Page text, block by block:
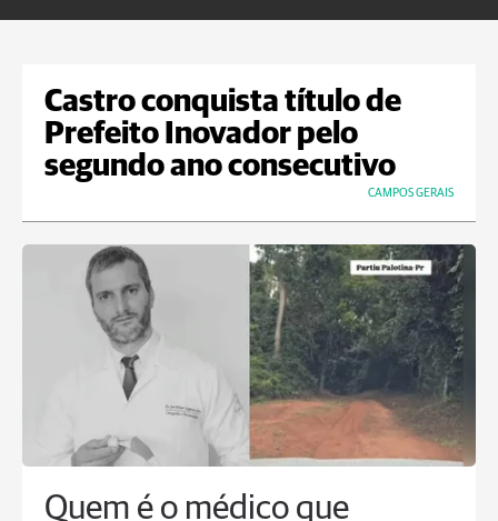
Castro conquista título de
Prefeito Inovador pelo
segundo ano consecutivo
CAMPOS GERAIS
Quem é o médico que